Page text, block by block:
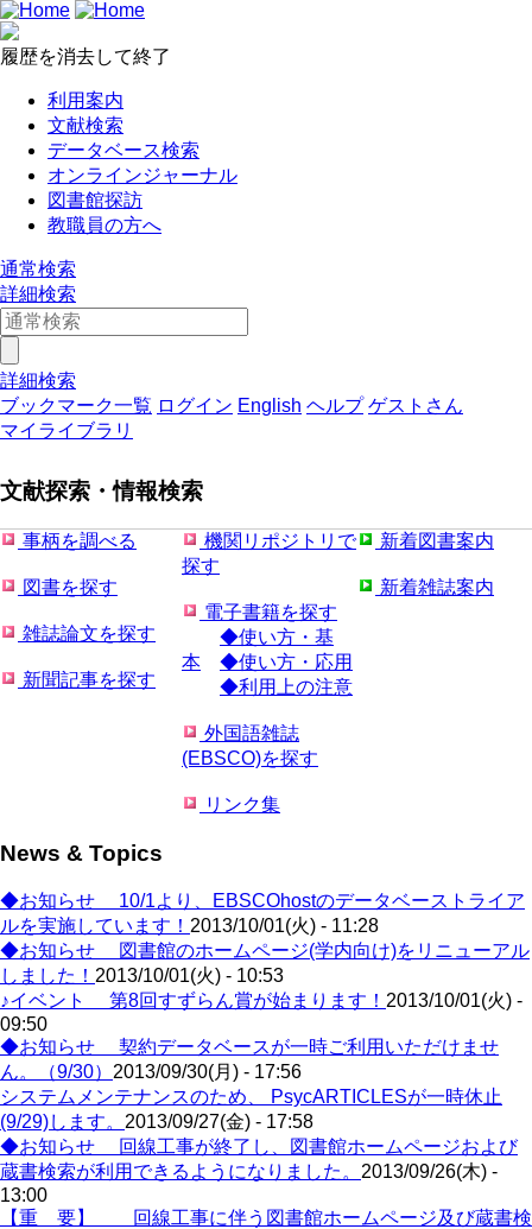
履歴を消去して終了
利用案内
文献検索
データベース検索
オンラインジャーナル
図書館探訪
教職員の方へ
通常検索
詳細検索
詳細検索
ブックマーク一覧 ログイン English ヘルプ ゲストさん
マイライブラリ
文献探索・情報検索
事柄を調べる
図書を探す
雑誌論文を探す
新聞記事を探す
機関リポジトリで
探す
電子書籍を探す
◆使い方・基
本
◆使い方・応用
◆利用上の注意
外国語雑誌
(EBSCO)を探す
リンク集
新着図書案内
新着雑誌案内
News & Topics
◆お知らせ 10/1より、EBSCOhostのデータベーストライア
ルを実施しています！ 2013/10/01(火) - 11:28
◆お知らせ 図書館のホームページ(学内向け)をリニューアル
しました！ 2013/10/01(火) - 10:53
♪イベント 第8回すずらん賞が始まります！ 2013/10/01(火) -
09:50
◆お知らせ 契約データベースが一時ご利用いただけませ
ん。（9/30） 2013/09/30(月) - 17:56
システムメンテナンスのため、 PsycARTICLESが一時休止
(9/29)します。 2013/09/27(金) - 17:58
◆お知らせ 回線工事が終了し、図書館ホームページおよび
蔵書検索が利用できるようになりました。 2013/09/26(木) -
13:00
【重 要】 回線工事に伴う図書館ホームページ及び蔵書検